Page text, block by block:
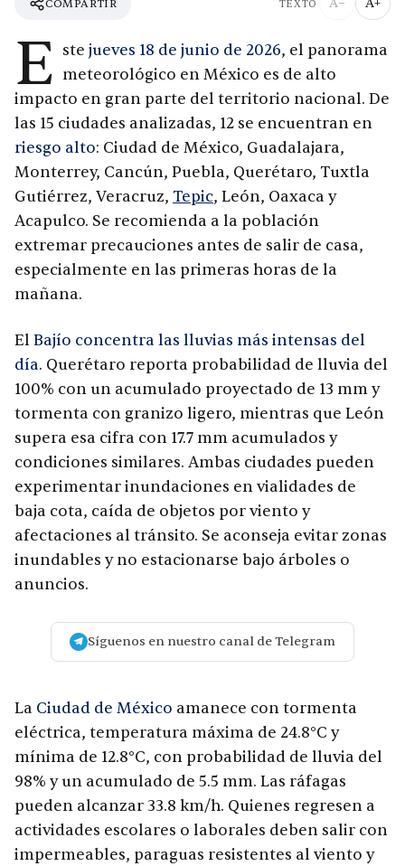
COMPARTIR TEXTO A− A+
E ste jueves 18 de junio de 2026, el panorama
meteorológico en México es de alto
impacto en gran parte del territorio nacional. De
las 15 ciudades analizadas, 12 se encuentran en
riesgo alto: Ciudad de México, Guadalajara,
Monterrey, Cancún, Puebla, Querétaro, Tuxtla
Gutiérrez, Veracruz, Tepic, León, Oaxaca y
Acapulco. Se recomienda a la población
extremar precauciones antes de salir de casa,
especialmente en las primeras horas de la
mañana.
El Bajío concentra las lluvias más intensas del
día. Querétaro reporta probabilidad de lluvia del
100% con un acumulado proyectado de 13 mm y
tormenta con granizo ligero, mientras que León
supera esa cifra con 17.7 mm acumulados y
condiciones similares. Ambas ciudades pueden
experimentar inundaciones en vialidades de
baja cota, caída de objetos por viento y
afectaciones al tránsito. Se aconseja evitar zonas
inundables y no estacionarse bajo árboles o
anuncios.
Síguenos en nuestro canal de Telegram
La Ciudad de México amanece con tormenta
eléctrica, temperatura máxima de 24.8°C y
mínima de 12.8°C, con probabilidad de lluvia del
98% y un acumulado de 5.5 mm. Las ráfagas
pueden alcanzar 33.8 km/h. Quienes regresen a
actividades escolares o laborales deben salir con
impermeables, paraguas resistentes al viento y